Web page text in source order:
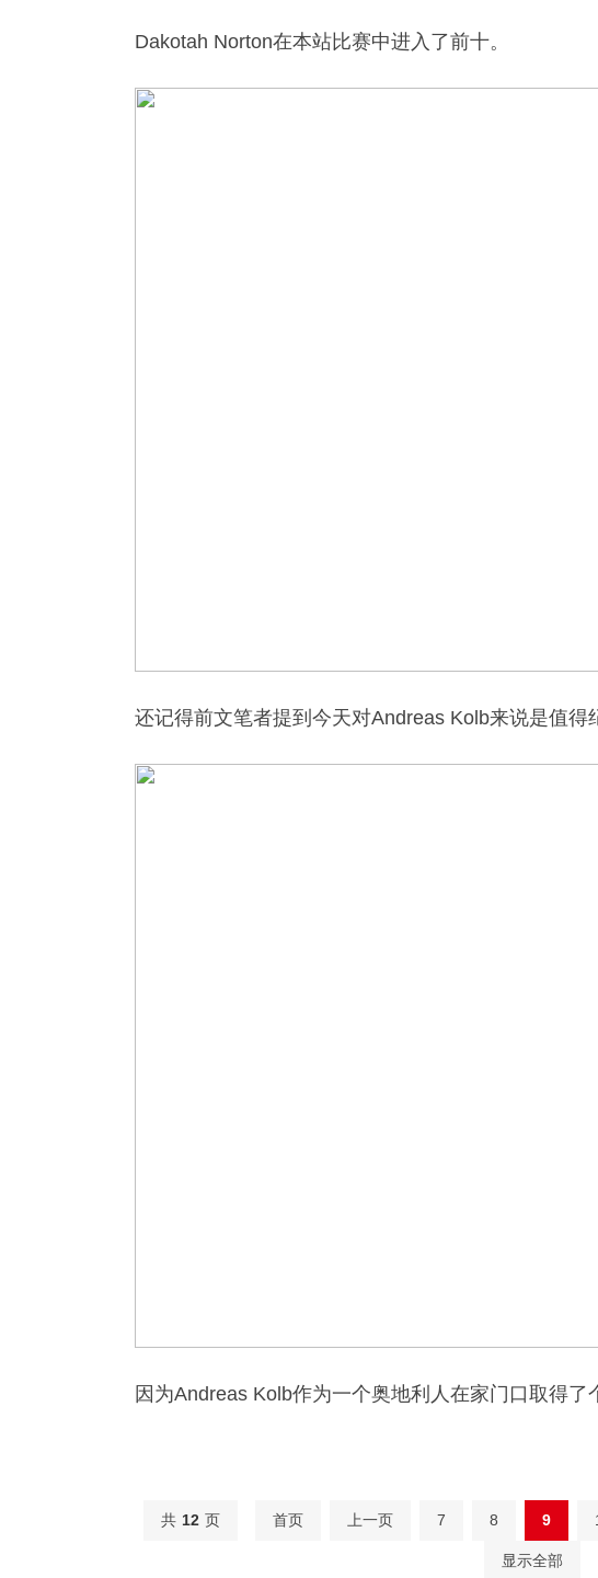
Dakotah Norton在本站比赛中进入了前十。
还记得前文笔者提到今天对Andreas Kolb来说是值得
因为Andreas Kolb作为一个奥地利人在家门口取得了
共 12 页 首页 上一页 7 8 9
显示全部